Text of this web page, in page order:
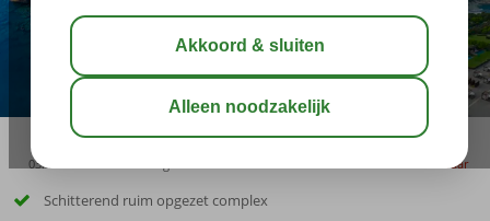
03:45 bewaar
Schitterend ruim opgezet complex